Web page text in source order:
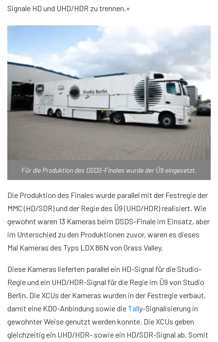
Signale HD und UHD/HDR zu trennen.«
Für die Produktion des DSDS-Finales wurde der Ü9 eingesetzt.
Die Produktion des Finales wurde parallel mit der Festregie der
MMC (HD/SDR) und der Regie des Ü9 (UHD/HDR) realisiert. Wie
gewohnt waren 13 Kameras beim DSDS-Finale im Einsatz, aber
im Unterschied zu den Produktionen zuvor, waren es dieses
Mal Kameras des Typs LDX 86N von Grass Valley.
Diese Kameras lieferten parallel ein HD-Signal für die Studio-
Regie und ein UHD/HDR-Signal für die Regie im Ü9 von Studio
Berlin. Die XCUs der Kameras wurden in der Festregie verbaut,
damit eine KDO-Anbindung sowie dieTally-Signalisierung in
gewohnter Weise genutzt werden konnte. Die XCUs geben
gleichzeitig ein UHD/HDR- sowie ein HD/SDR-Signal ab. Somit